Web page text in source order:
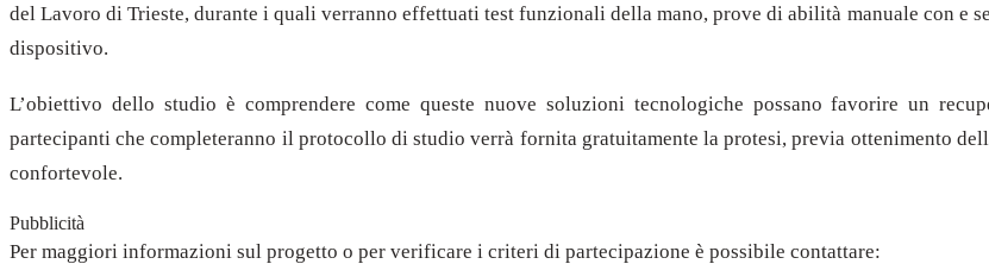
del Lavoro di Trieste, durante i quali verranno effettuati test funzionali della mano, prove di abilità manuale con e
dispositivo.
L’obiettivo dello studio è comprendere come queste nuove soluzioni tecnologiche possano favorire un
partecipanti che completeranno il protocollo di studio verrà fornita gratuitamente la protesi, previa ottenimento
confortevole.
Pubblicità
Per maggiori informazioni sul progetto o per verificare i criteri di partecipazione è possibile contattare: